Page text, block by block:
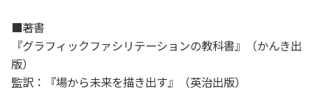
■著書
『グラフィックファシリテーションの教科書』（かんき出
版）
監訳：『場から未来を描き出す』（英治出版）